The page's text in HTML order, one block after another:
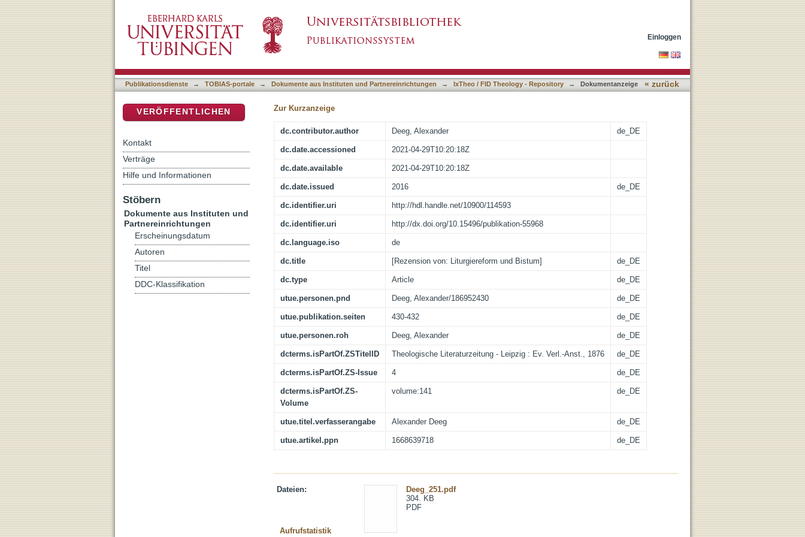
Einloggen
Publikationsdienste → TOBIAS-portale → Dokumente aus Instituten und Partnereinrichtungen → IxTheo / FID Theology - Repository → Dokumentanzeige « zurück
Zur Kurzanzeige
dc.contributor.author Deeg, Alexander de_DE
dc.date.accessioned 2021-04-29T10:20:18Z
dc.date.available 2021-04-29T10:20:18Z
dc.date.issued 2016 de_DE
dc.identifier.uri http://hdl.handle.net/10900/114593
dc.identifier.uri http://dx.doi.org/10.15496/publikation-55968
dc.language.iso de
dc.title [Rezension von: Liturgiereform und Bistum] de_DE
dc.type Article de_DE
utue.personen.pnd Deeg, Alexander/186952430 de_DE
utue.publikation.seiten 430-432 de_DE
utue.personen.roh Deeg, Alexander de_DE
dcterms.isPartOf.ZSTitelID Theologische Literaturzeitung - Leipzig : Ev. Verl.-Anst., 1876 de_DE
dcterms.isPartOf.ZS-Issue 4 de_DE
dcterms.isPartOf.ZS-
Volume
volume:141 de_DE
utue.titel.verfasserangabe Alexander Deeg de_DE
utue.artikel.ppn 1668639718 de_DE
Dateien:
Deeg_251.pdf
304. KB
PDF
Aufrufstatistik
VERÖFFENTLICHEN
Kontakt
Verträge
Hilfe und Informationen
Stöbern
Dokumente aus Instituten und
Partnereinrichtungen
Erscheinungsdatum
Autoren
Titel
DDC-Klassifikation